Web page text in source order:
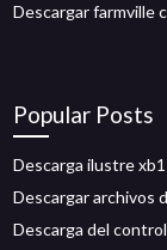
Descargar farmville
Popular Posts
Descarga ilustre
Descargar archivos
Descarga del